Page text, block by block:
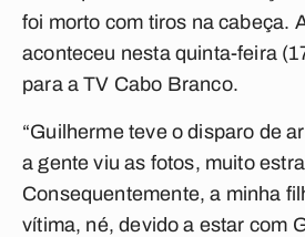
foi morto com tiros na cabeça.
aconteceu nesta quinta-feira
para a TV Cabo Branco.
“Guilherme teve o disparo de
a gente viu as fotos, muito
Consequentemente, a minha
vítima, né, devido a estar com